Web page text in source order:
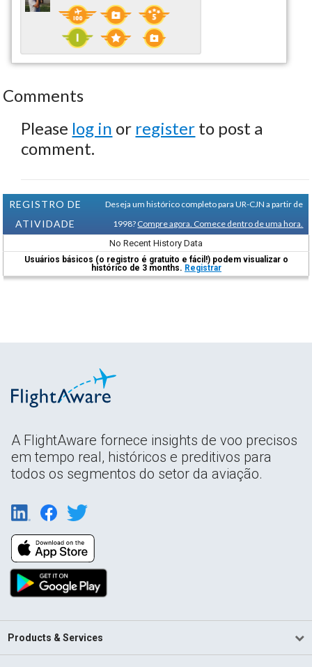
Comments
Please log in or register to post a
comment.
REGISTRO DE
ATIVIDADE
Deseja um histórico completo para UR-CJN a partir de
1998? Compre agora. Comece dentro de uma hora.
No Recent History Data
Usuários básicos (o registro é gratuito e fácil!) podem visualizar o
histórico de 3 months. Registrar
A FlightAware fornece insights de voo precisos
em tempo real, históricos e preditivos para
todos os segmentos do setor da aviação.
Products & Services